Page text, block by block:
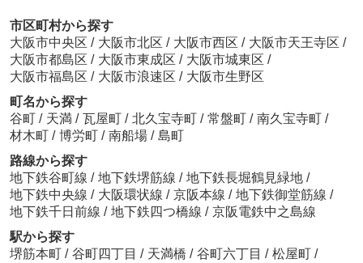
市区町村から探す
大阪市中央区 / 大阪市北区 / 大阪市西区 / 大阪市天王寺区 /
大阪市都島区 / 大阪市東成区 / 大阪市城東区 /
大阪市福島区 / 大阪市浪速区 / 大阪市生野区
町名から探す
谷町 / 天満 / 瓦屋町 / 北久宝寺町 / 常盤町 / 南久宝寺町 /
材木町 / 博労町 / 南船場 / 島町
路線から探す
地下鉄谷町線 / 地下鉄堺筋線 / 地下鉄長堀鶴見緑地 /
地下鉄中央線 / 大阪環状線 / 京阪本線 / 地下鉄御堂筋線 /
地下鉄千日前線 / 地下鉄四つ橋線 / 京阪電鉄中之島線
駅から探す
堺筋本町 / 谷町四丁目 / 天満橋 / 谷町六丁目 / 松屋町 /